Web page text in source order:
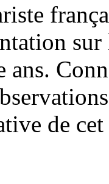
ans.
de